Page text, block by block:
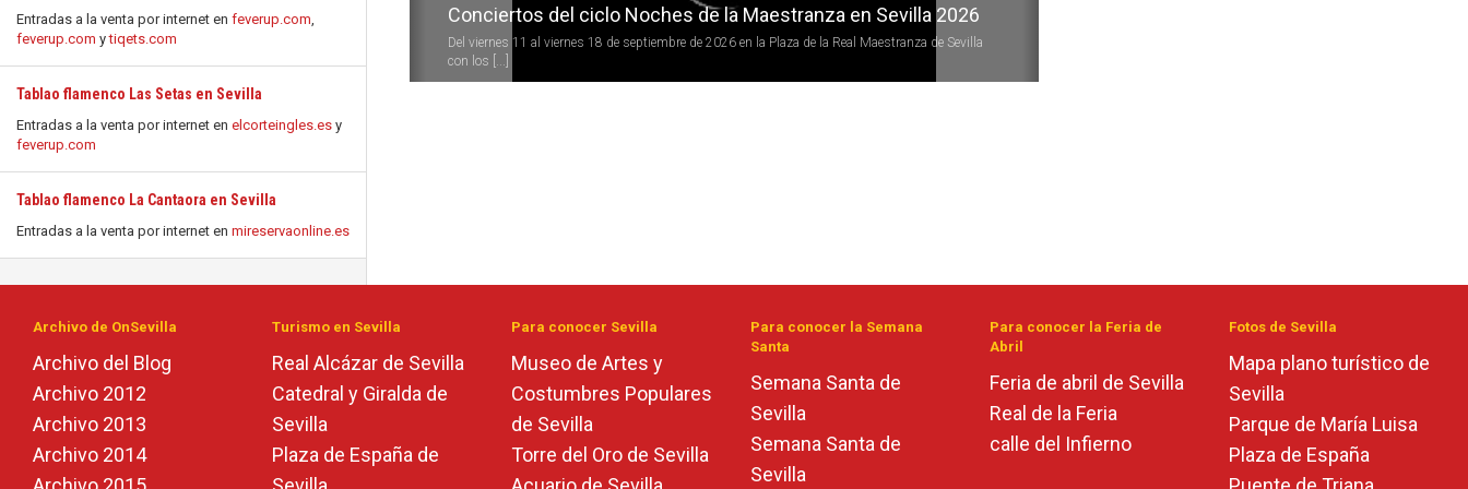
Entradas a la venta por internet en feverup.com,
feverup.com ytiqets.com
Tablao flamenco Las Setas en Sevilla
Entradas a la venta por internet en elcorteingles.es y
feverup.com
Tablao flamenco La Cantaora en Sevilla
Entradas a la venta por internet en mireservaonline.es
Conciertos del ciclo Noches de la Maestranza en Sevilla 2026
Del viernes 11 al viernes 18 de septiembre de 2026 en la Plaza de la Real Maestranza de Sevilla
con los [...]
Archivo de OnSevilla
Archivo del Blog
Archivo 2012
Archivo 2013
Archivo 2014
Turismo en Sevilla
Real Alcázar de Sevilla
Catedral y Giralda de
Sevilla
Plaza de España de
Para conocer Sevilla
Museo de Artes y
Costumbres Populares
de Sevilla
Torre del Oro de Sevilla
Para conocer la Semana
Santa
Semana Santa de
Sevilla
Semana Santa de
Sevilla
Para conocer la Feria de
Abril
Feria de abril de Sevilla
Real de la Feria
calle del Infierno
Fotos de Sevilla
Mapa plano turístico de
Sevilla
Parque de María Luisa
Plaza de España